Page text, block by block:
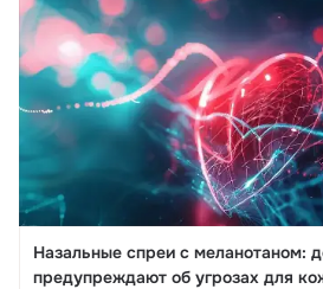
Назальные спреи с меланотаном:
предупреждают об угрозах для